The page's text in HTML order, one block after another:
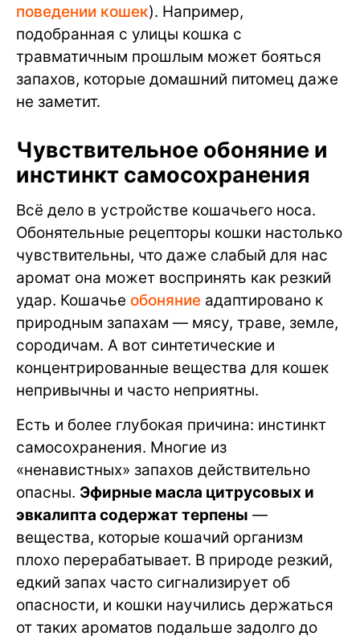
поведении кошек). Например,
подобранная с улицы кошка с
травматичным прошлым может бояться
запахов, которые домашний питомец даже
не заметит.
Чувствительное обоняние и
инстинкт самосохранения
Всё дело в устройстве кошачьего носа.
Обонятельные рецепторы кошки настолько
чувствительны, что даже слабый для нас
аромат она может воспринять как резкий
удар. Кошачье обоняние адаптировано к
природным запахам — мясу, траве, земле,
сородичам. А вот синтетические и
концентрированные вещества для кошек
непривычны и часто неприятны.
Есть и более глубокая причина: инстинкт
самосохранения. Многие из
«ненавистных» запахов действительно
опасны. Эфирные масла цитрусовых и
эвкалипта содержат терпены —
вещества, которые кошачий организм
плохо перерабатывает. В природе резкий,
едкий запах часто сигнализирует об
опасности, и кошки научились держаться
от таких ароматов подальше задолго до